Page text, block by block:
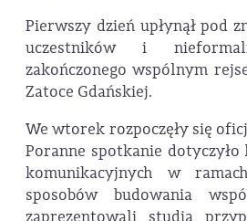
Pierwszy dzień upłynął pod
uczestników i
zakończonego wspólnym
Zatoce Gdańskiej.
We wtorek rozpoczęły się
Poranne spotkanie
komunikacyjnych w
sposobów budowania